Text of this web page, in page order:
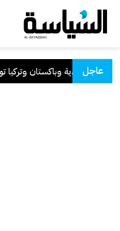
عاجل
السعودية وباكستان وتركيا